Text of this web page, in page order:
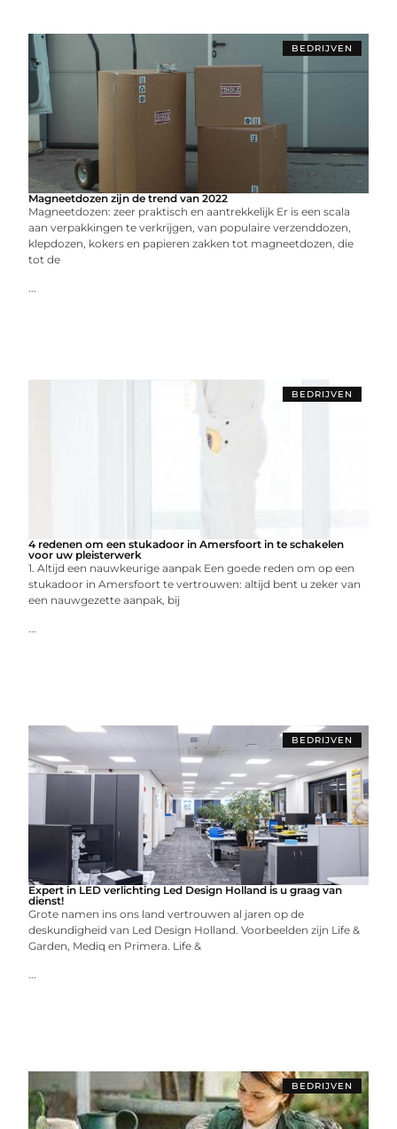
BEDRIJVEN
Magneetdozen zijn de trend van 2022
Magneetdozen: zeer praktisch en aantrekkelijk Er is een scala
aan verpakkingen te verkrijgen, van populaire verzenddozen,
klepdozen, kokers en papieren zakken tot magneetdozen, die
tot de
...
BEDRIJVEN
4 redenen om een stukadoor in Amersfoort in te schakelen
voor uw pleisterwerk
1. Altijd een nauwkeurige aanpak Een goede reden om op een
stukadoor in Amersfoort te vertrouwen: altijd bent u zeker van
een nauwgezette aanpak, bij
...
BEDRIJVEN
Expert in LED verlichting Led Design Holland is u graag van
dienst!
Grote namen ins ons land vertrouwen al jaren op de
deskundigheid van Led Design Holland. Voorbeelden zijn Life &
Garden, Mediq en Primera. Life &
...
BEDRIJVEN